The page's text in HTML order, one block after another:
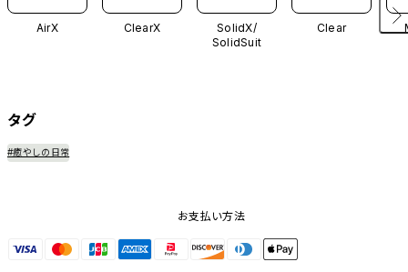
AirX ClearX
SolidX/
SolidSuit
Clear
タグ
#癒やしの日常
お支払い方法